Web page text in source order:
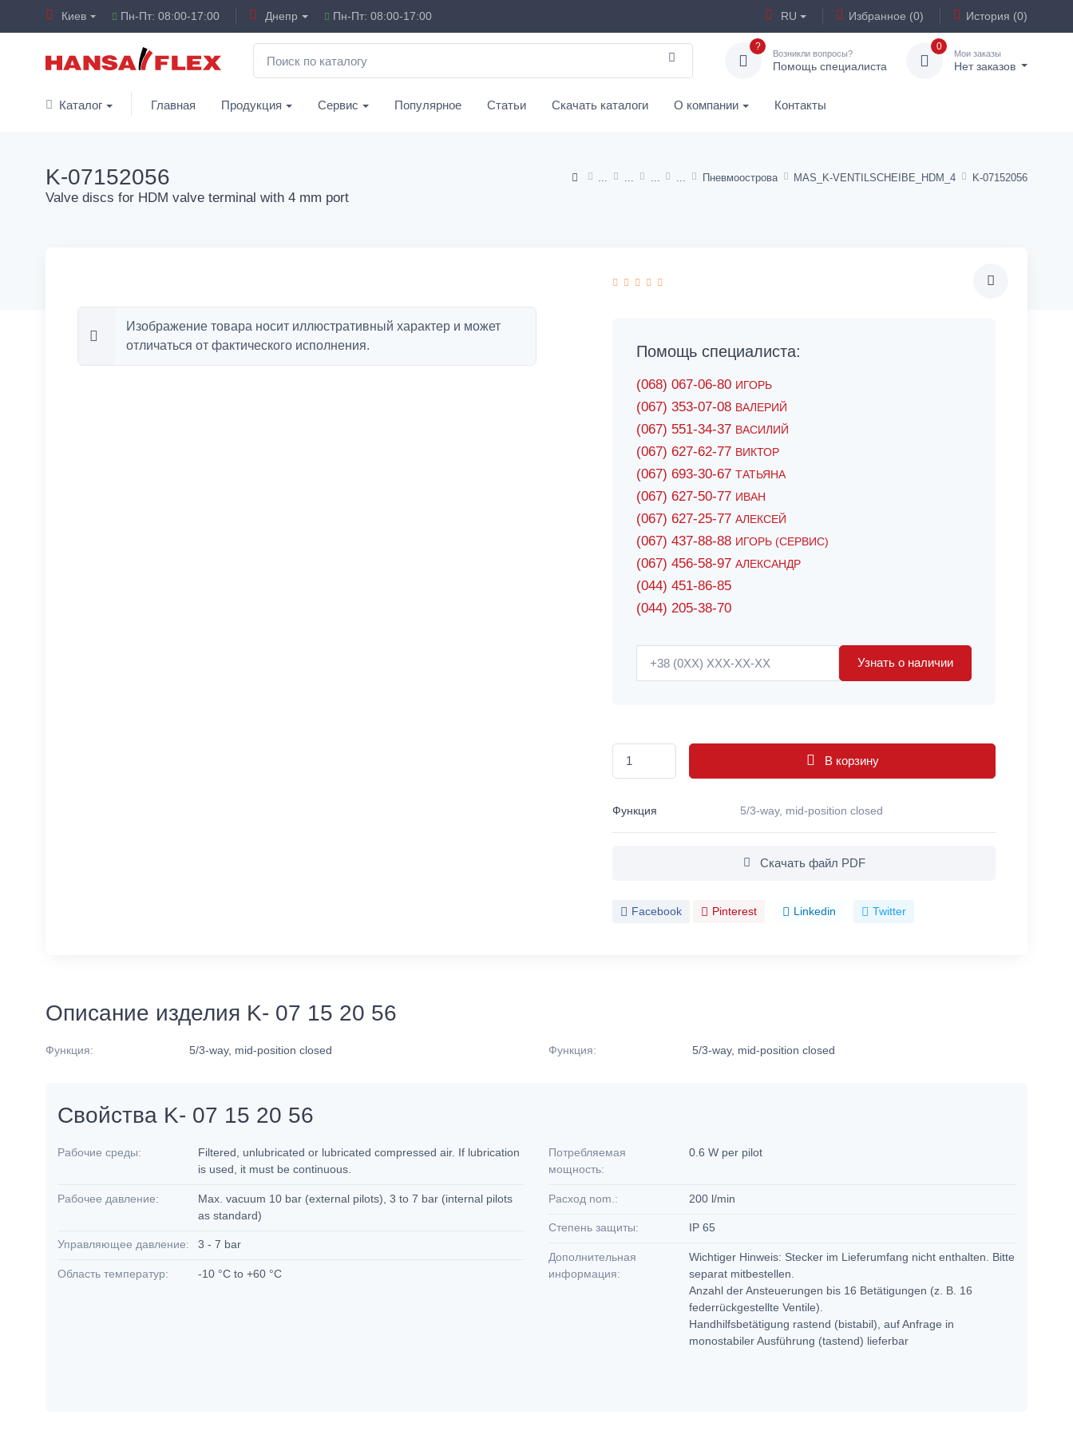
Киев Пн-Пт: 08:00-17:00 Днепр Пн-Пт: 08:00-17:00 RU Избранное (0) История (0)
?
Возникли вопросы?
Помощь специалиста
0
Мои заказы
Нет заказов
Каталог Главная Продукция Сервис Популярное Статьи Скачать каталоги О компании Контакты
Пневмоострова MAS_K-VENTILSCHEIBE_HDM_4 K-07152056
K-07152056
Valve discs for HDM valve terminal with 4 mm port
Изображение товара носит иллюстративный характер и может
отличаться от фактического исполнения.
Помощь специалиста:
(068) 067-06-80 ИГОРЬ
(067) 353-07-08 ВАЛЕРИЙ
(067) 551-34-37 ВАСИЛИЙ
(067) 627-62-77 ВИКТОР
(067) 693-30-67 ТАТЬЯНА
(067) 627-50-77 ИВАН
(067) 627-25-77 АЛЕКСЕЙ
(067) 437-88-88 ИГОРЬ (СЕРВИС)
(067) 456-58-97 АЛЕКСАНДР
(044) 451-86-85
(044) 205-38-70
Узнать о наличии
В корзину
Функция 5/3-way, mid-position closed
Скачать файл PDF
Facebook Pinterest Linkedin Twitter
Описание изделия K- 07 15 20 56
Функция: 5/3-way, mid-position closed Функция: 5/3-way, mid-position closed
Свойства K- 07 15 20 56
Рабочие среды:
Filtered, unlubricated or lubricated compressed air. If lubrication
is used, it must be continuous.
Рабочее давление:
Max. vacuum 10 bar (external pilots), 3 to 7 bar (internal pilots
as standard)
Управляющее давление: 3 - 7 bar
Область температур: -10 °C to +60 °C
Потребляемая
мощность:
0.6 W per pilot
Расход nom.: 200 l/min
Степень защиты: IP 65
Дополнительная
информация:
Wichtiger Hinweis: Stecker im Lieferumfang nicht enthalten. Bitte
separat mitbestellen.
Anzahl der Ansteuerungen bis 16 Betätigungen (z. B. 16
federrückgestellte Ventile).
Handhilfsbetätigung rastend (bistabil), auf Anfrage in
monostabiler Ausführung (tastend) lieferbar